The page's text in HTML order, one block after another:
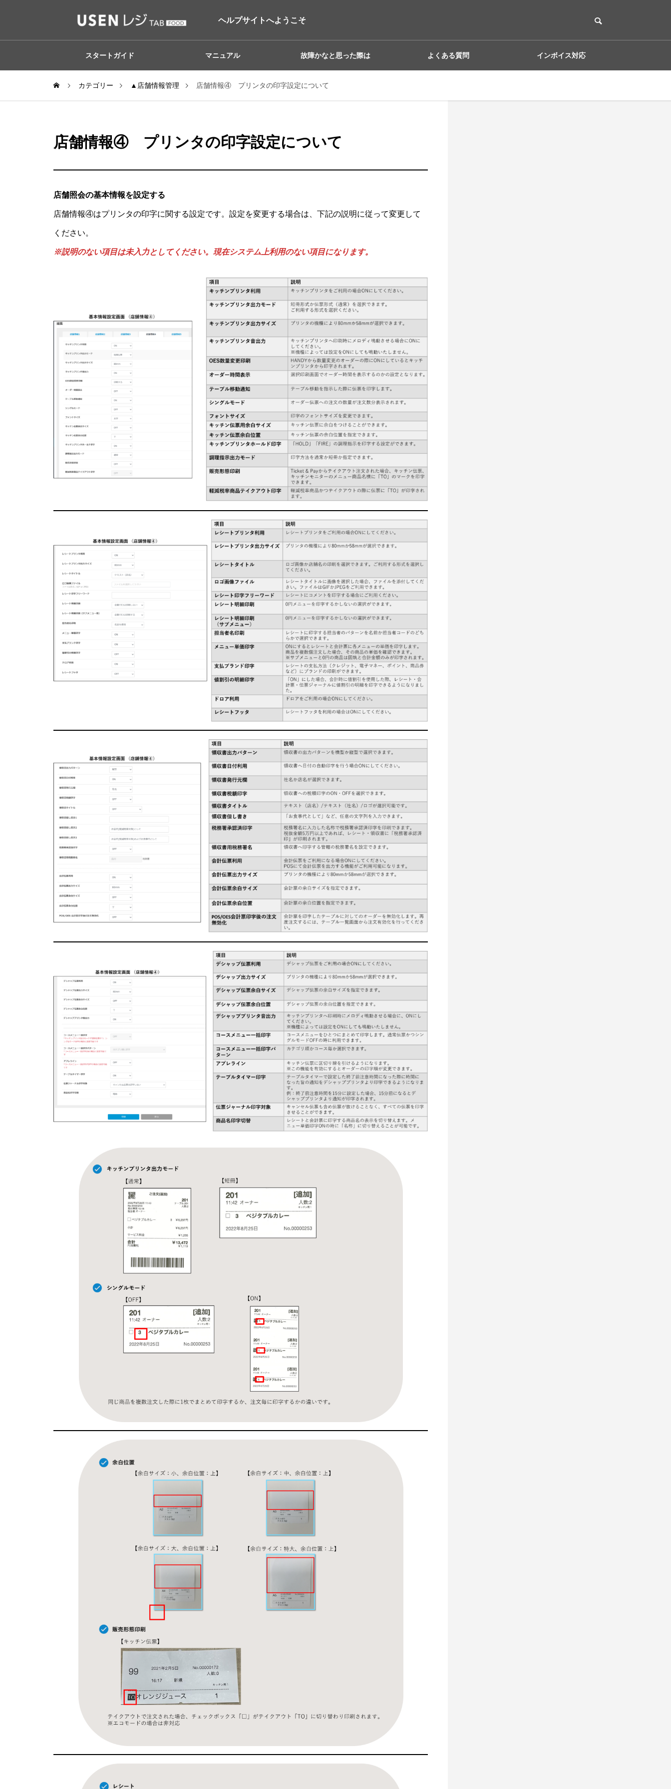
ヘルプサイトへようこそ
スタートガイド マニュアル 故障かなと思った際は よくある質問 インボイス対応
カテゴリー ▲店舗情報管理 店舗情報④ プリンタの印字設定について
店舗情報④ プリンタの印字設定について
店舗照会の基本情報を設定する
店舗情報④はプリンタの印字に関する設定です。設定を変更する場合は、下記の説明に従って変更して
ください。
※説明のない項目は未入力としてください。現在システム上利用のない項目になります。